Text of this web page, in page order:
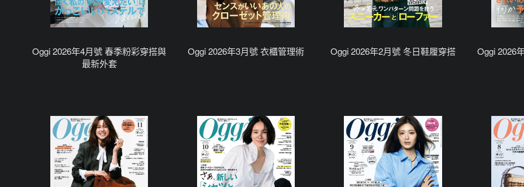
Oggi 2026年4月號 春季粉彩穿搭與
最新外套
Oggi 2026年3月號 衣櫃管理術 Oggi 2026年2月號 冬日鞋履穿搭 Oggi 2026